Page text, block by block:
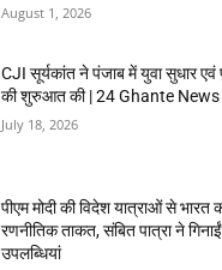
August 1, 2026
CJI सूर्यकांत ने पंजाब में युवा सुधार एवं
की शुरुआत की | 24 Ghante News
July 18, 2026
पीएम मोदी की विदेश यात्राओं से भारत
रणनीतिक ताकत, संबित पात्रा ने
उपलब्धियां